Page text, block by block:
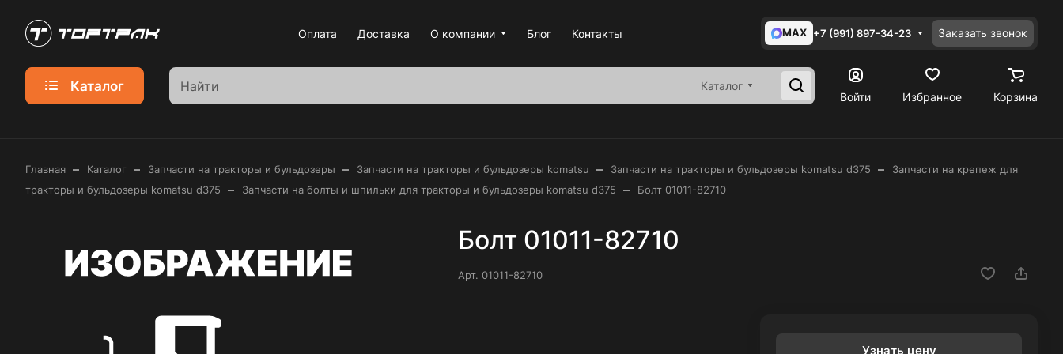
Оплата Доставка О компании Блог Контакты MAX +7 (991) 897-34-23 Заказать звонок
Каталог
Каталог
Войти
Избранное Корзина
Главная – Каталог – Запчасти на тракторы и бульдозеры – Запчасти на тракторы и бульдозеры komatsu – Запчасти на тракторы и бульдозеры komatsu d375 –
Запчасти на крепеж для
тракторы и бульдозеры komatsu d375
– Запчасти на болты и шпильки для тракторы и бульдозеры komatsu d375 – Болт 01011-82710
Болт 01011-82710
Арт. 01011-82710
Узнать цену